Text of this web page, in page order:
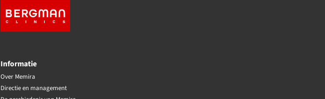
Informatie
Over Memira
Directie en management